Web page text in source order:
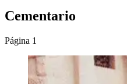
Cementario
Página 1